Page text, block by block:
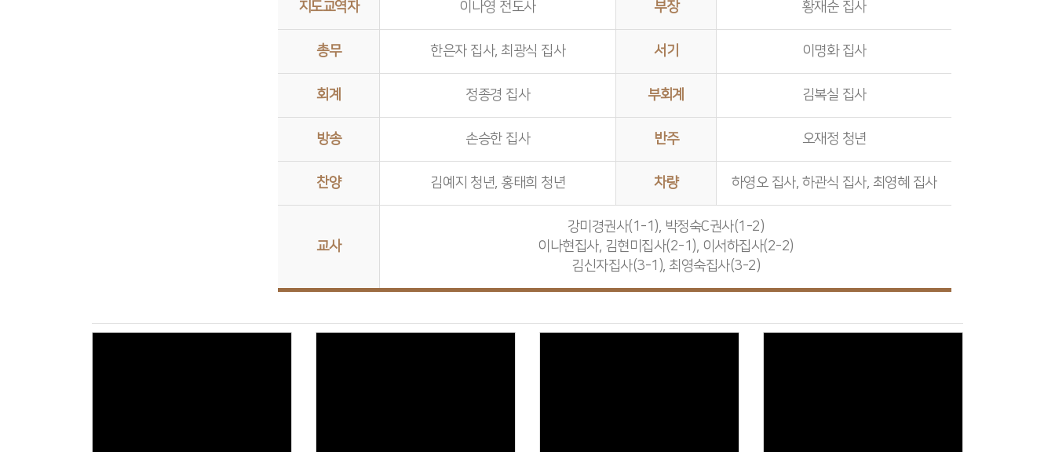
지도교역자 이나영 전도사 부장 황재순 집사
총무 한은자 집사, 최광식 집사 서기 이명화 집사
회계 정종경 집사 부회계 김복실 집사
방송 손승한 집사 반주 오재정 청년
찬양 김예지 청년, 홍태희 청년 차량 하영오 집사, 하관식 집사, 최영혜 집사
교사
강미경권사(1-1), 박정숙C권사(1-2)
이나현집사, 김현미집사(2-1), 이서하집사(2-2)
김신자집사(3-1), 최영숙집사(3-2)